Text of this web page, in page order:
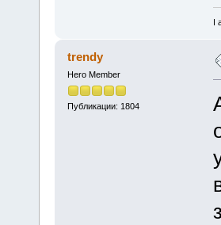
I
trendy
Hero Member
Публикации: 1804